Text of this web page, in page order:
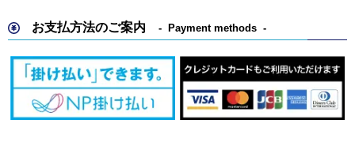
お支払方法のご案内 Payment methods